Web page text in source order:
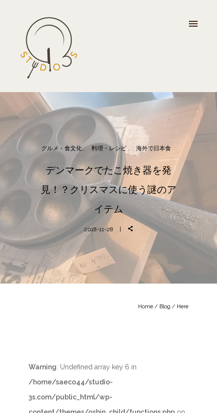
グルメ・食文化 料理・レシピ 海外で日本食
デンマークでたこ焼き器を発
見！？クリスマスに使う謎のア
イテム
2018-11-28
Home / Blog / Here
Warning: Undefined array key 6 in
/home/saeco44/studio-
3s.com/public_html/wp-